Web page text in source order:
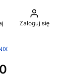
wyszukiwarkę
Zaloguj się